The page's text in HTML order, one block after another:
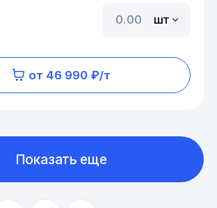
шт
от 46 990 ₽/т
Показать еще